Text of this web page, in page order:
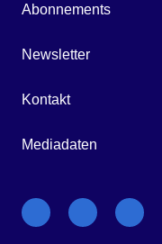
Abonnements
Newsletter
Kontakt
Mediadaten